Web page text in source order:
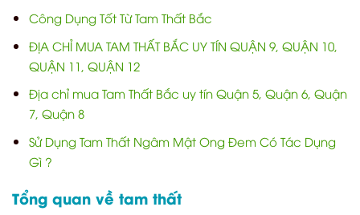
Công Dụng Tốt Từ Tam Thất Bắc
ĐỊA CHỈ MUA TAM THẤT BẮC UY TÍN QUẬN 9, QUẬN 10,
QUẬN 11, QUẬN 12
Địa chỉ mua Tam Thất Bắc uy tín Quận 5, Quận 6, Quận
7, Quận 8
Sử Dụng Tam Thất Ngâm Mật Ong Đem Có Tác Dụng
Gì ?
Tổng quan về tam thất